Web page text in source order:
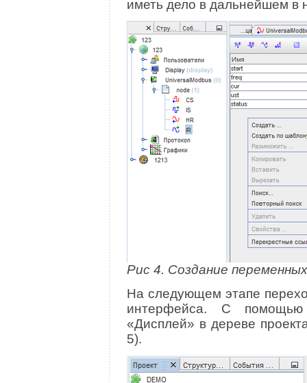
иметь дело в дальнейшем в
Рис 4. Создание
На следующем этапе
интерфейса. С помощью
«Дисплей» в дереве
5).